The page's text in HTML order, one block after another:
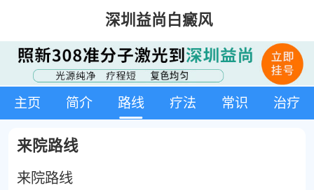
深圳益尚白癜风
主页 简介 路线 疗法 常识 治疗
来院路线
来院路线